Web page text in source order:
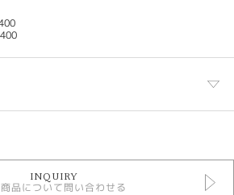
INQUIRY
品について問い合わせる